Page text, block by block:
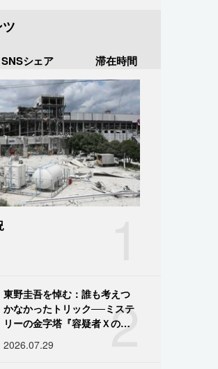
SNSシェア 滞在時間
2
東野圭吾を悼む：誰も考えつ
かなかったトリック──ミステ
リーの金字塔『容疑者Ｘの献
2026.07.29